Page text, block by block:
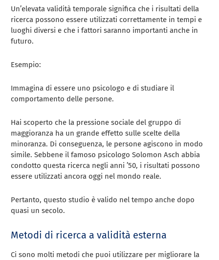
Un’elevata validità temporale significa che i risultati della
ricerca possono essere utilizzati correttamente in tempi e
luoghi diversi e che i fattori saranno importanti anche in
futuro.
Esempio:
Immagina di essere uno psicologo e di studiare il
comportamento delle persone.
Hai scoperto che la pressione sociale del gruppo di
maggioranza ha un grande effetto sulle scelte della
minoranza. Di conseguenza, le persone agiscono in modo
simile. Sebbene il famoso psicologo Solomon Asch abbia
condotto questa ricerca negli anni ’50, i risultati possono
essere utilizzati ancora oggi nel mondo reale.
Pertanto, questo studio è valido nel tempo anche dopo
quasi un secolo.
Metodi di ricerca a validità esterna
Ci sono molti metodi che puoi utilizzare per migliorare la